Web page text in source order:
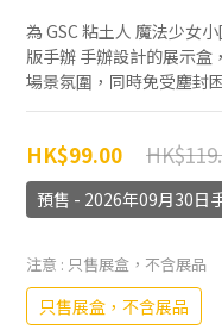
為 GSC 粘土人 魔法少女
版手辦 手辦設計的展示盒
場景氛圍，同時免受塵封
HK$99.00
預售 - 2026年09月30日
注意 : 只售展盒，不含展品
只售展盒，不含展品